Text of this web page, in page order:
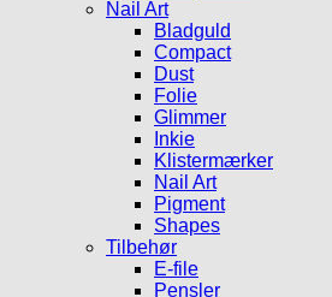
Nail Art
Bladguld
Compact
Dust
Folie
Glimmer
Inkie
Klistermærker
Nail Art
Pigment
Shapes
Tilbehør
E-file
Pensler